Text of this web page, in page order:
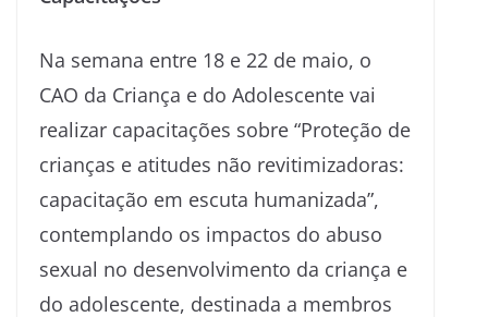
Na semana entre 18 e 22 de maio, o
CAO da Criança e do Adolescente vai
realizar capacitações sobre “Proteção de
crianças e atitudes não revitimizadoras:
capacitação em escuta humanizada”,
contemplando os impactos do abuso
sexual no desenvolvimento da criança e
do adolescente, destinada a membros